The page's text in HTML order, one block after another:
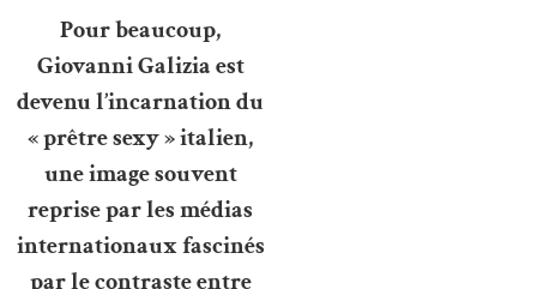
Pour beaucoup,
Giovanni Galizia est
devenu l’incarnation du
« prêtre sexy » italien,
une image souvent
reprise par les médias
internationaux fascinés
par le contraste entre